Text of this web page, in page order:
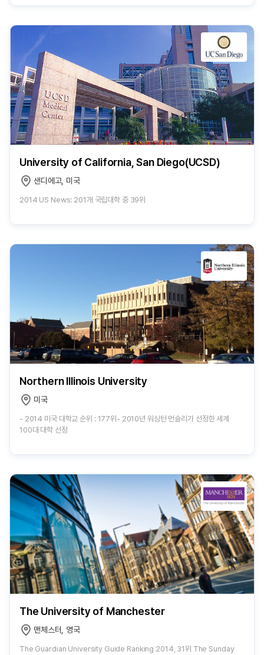
University of California, San Diego(UCSD)
샌디에고, 미국
2014 US News: 201개 국립대학 중 39위
Northern Illinois University
미국
- 2014 미국 대학교 순위 : 177위- 2010년 워싱턴 먼슬리가 선정한 세계
100대 대학 선정
The University of Manchester
맨체스터, 영국
The Guardian University Guide Ranking 2014, 31위 The Sunday